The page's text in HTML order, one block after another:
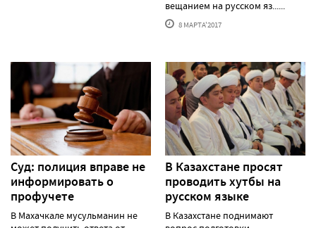
вещанием на русском яз......
8 МАРТА'2017
Суд: полиция вправе не
информировать о
профучете
В Махачкале мусульманин не
В Казахстане просят
проводить хутбы на
русском языке
В Казахстане поднимают